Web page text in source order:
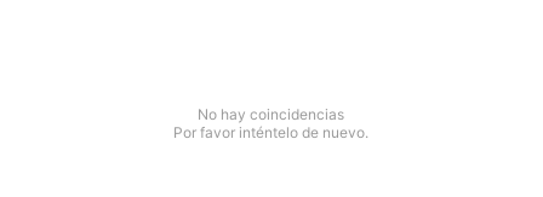
No hay coincidencias
Por favor inténtelo de nuevo.